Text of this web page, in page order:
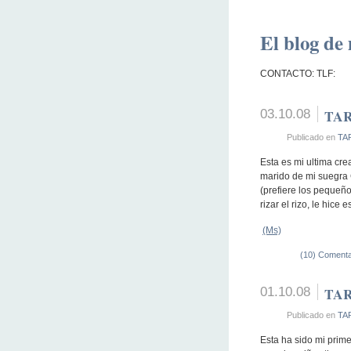
El blog de
CONTACTO: TLF:
03.10.08
Publicado en
Esta es mi ultima
marido de mi suegra
(prefiere los
rizar el rizo, le hice
(Ms)
(10)
01.10.08
Publicado en
Esta ha sido mi